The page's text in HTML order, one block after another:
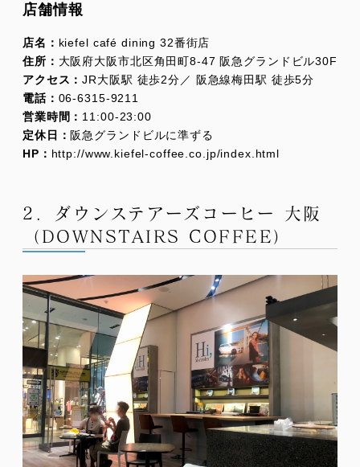
店舗情報
店名： kiefel café dining 32番街店
住所： 大阪府大阪市北区角田町8-47 阪急グランドビル30F
アクセス：JR大阪駅 徒歩2分／ 阪急線梅田駅 徒歩5分
電話： 06-6315-9211
営業時間： 11:00-23:00
定休日： 阪急グランドビルに準ずる
HP： http://www.kiefel-coffee.co.jp/index.html
2．ダウンステアーズコーヒー 大阪
（DOWNSTAIRS COFFEE）